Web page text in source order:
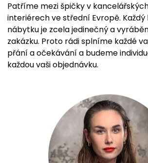
Patříme mezi špičky v
interiérech ve střední Evropě. Každý
nábytku je zcela jedinečný a
zakázku. Proto rádi splníme každé
přání a očekávání a budeme
každou vaši objednávku.